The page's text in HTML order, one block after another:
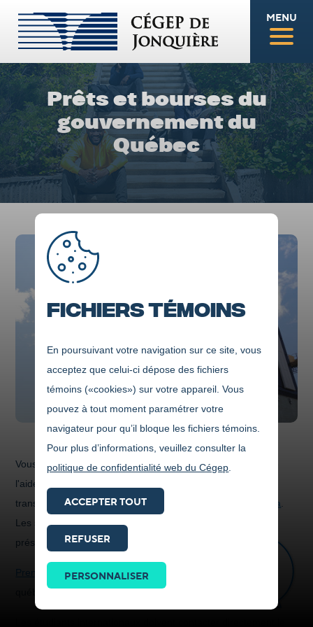
Fichiers témoins
En poursuivant votre navigation sur ce site, vous
acceptez que celui-ci dépose des fichiers
témoins («cookies») sur votre appareil. Vous
pouvez à tout moment paramétrer votre
navigateur pour qu’il bloque les fichiers témoins.
Pour plus d’informations, veuillez consulter la
politique de confidentialité web du Cégep
ACCEPTER TOUT
REFUSER
PERSONNALISER
MENU
Prêts et bourses du
gouvernement du
Québec
Vous pouvez communiquer avec le personnel du bureau de
l'aide financière du Cégep au
transmettre un courriel àaidefinanciere@cegepjonquiere.ca
Les services sont disponibles avec rendez-vous soit en
présence, par téléphone ou en virtuel, par TEAMS.
Prendre rendez-vous »(Ce lien s'adresse aux étudiants
québécois ou ceux ayant le statut de résident permanent.)